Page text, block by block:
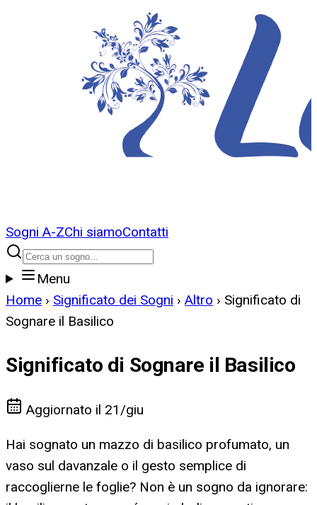
Sogni A-ZChi siamoContatti
Menu
Home › Significato dei Sogni › Altro › Significato di
Sognare il Basilico
Significato di Sognare il Basilico
Aggiornato il 21/giu
Hai sognato un mazzo di basilico profumato, un
vaso sul davanzale o il gesto semplice di
raccoglierne le foglie? Non è un sogno da ignorare: